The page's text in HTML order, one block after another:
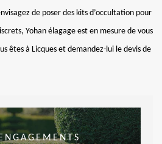
de poser des kits d’occultation pour
Yohan élagage est en mesure de vous
êtes à Licques et demandez-lui le devis de